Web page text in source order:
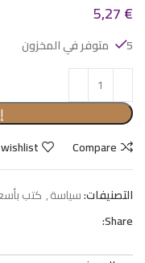
5,27€
5 متوفر في المخزون
Compare
التصنيفات:سياسة, كتب
Share: